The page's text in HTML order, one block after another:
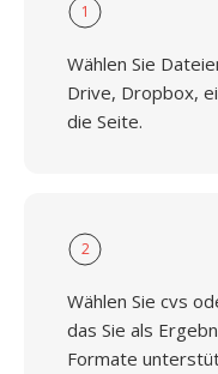
1
Wählen Sie
Drive, Dropbox,
die Seite.
2
Wählen Sie cvs
das Sie als
Formate